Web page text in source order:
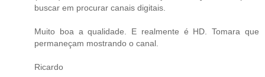
buscar em procurar canais digitais.
Muito boa a qualidade. E realmente é HD. Tomara que
permaneçam mostrando o canal.
Ricardo